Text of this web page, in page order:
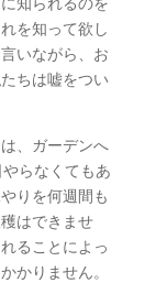
を知って欲し
いながら、お
ちは嘘をつい
、ガーデンへ
らなくてもあ
りを何週間も
はできませ
ることによっ
かりません。